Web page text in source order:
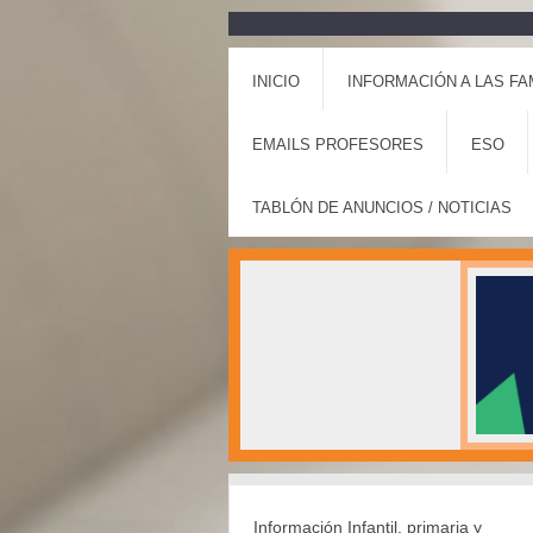
INICIO INFORMACIÓN A LAS
EMAILS PROFESORES ESO
TABLÓN DE ANUNCIOS / NOTICIAS
Información Infantil, primaria y